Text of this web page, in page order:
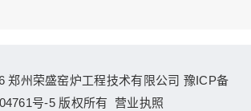
盛窑炉工程技术有限公司 豫ICP备
号-5 版权所有 营业执照